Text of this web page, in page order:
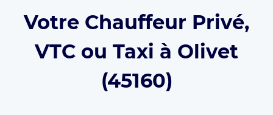
Votre Chauffeur Privé,
VTC ou Taxi à Olivet
(45160)